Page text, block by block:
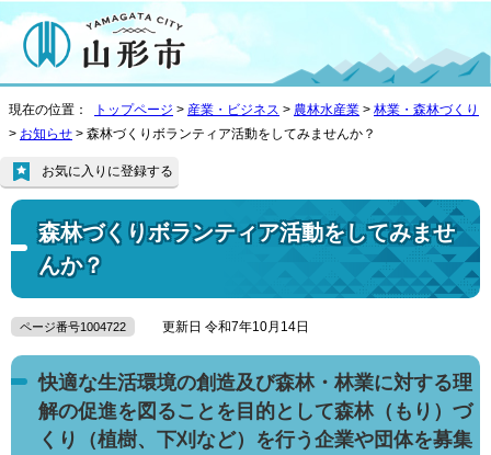
現在の位置： トップページ > 産業・ビジネス > 農林水産業 > 林業・森林づくり
> お知らせ > 森林づくりボランティア活動をしてみませんか？
森林づくりボランティア活動をしてみませ
んか？
お気に入りに登録する
ページ番号1004722 更新日 令和7年10月14日
快適な生活環境の創造及び森林・林業に対する理
解の促進を図ることを目的として森林（もり）づ
くり（植樹、下刈など）を行う企業や団体を募集